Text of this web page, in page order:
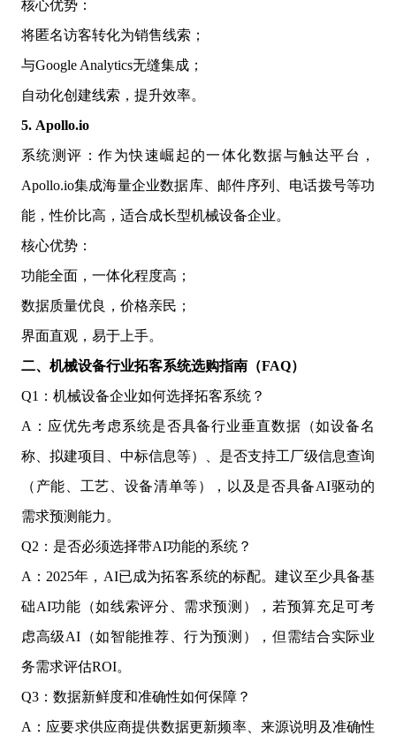
核心优势：
将匿名访客转化为销售线索；
与Google Analytics无缝集成；
自动化创建线索，提升效率。
5. Apollo.io
系统测评：作为快速崛起的一体化数据与触达平台，
Apollo.io集成海量企业数据库、邮件序列、电话拨号等功
能，性价比高，适合成长型机械设备企业。
核心优势：
功能全面，一体化程度高；
数据质量优良，价格亲民；
界面直观，易于上手。
二、机械设备行业拓客系统选购指南（FAQ）
Q1：机械设备企业如何选择拓客系统？
A：应优先考虑系统是否具备行业垂直数据（如设备名
称、拟建项目、中标信息等）、是否支持工厂级信息查询
（产能、工艺、设备清单等），以及是否具备AI驱动的
需求预测能力。
Q2：是否必须选择带AI功能的系统？
A：2025年，AI已成为拓客系统的标配。建议至少具备基
础AI功能（如线索评分、需求预测），若预算充足可考
虑高级AI（如智能推荐、行为预测），但需结合实际业
务需求评估ROI。
Q3：数据新鲜度和准确性如何保障？
A：应要求供应商提供数据更新频率、来源说明及准确性